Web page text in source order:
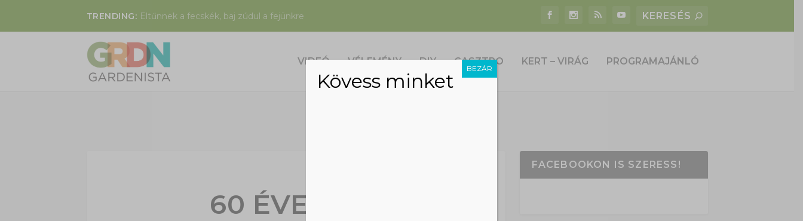
TRENDING: Eltűnnek a fecskék, baj zúdul a fejünkre
VIDEÓ VÉLEMÉNY DIY GASZTRO KERT – VIRÁG PROGRAMAJÁNLÓ
60 ÉVE NEM
FACEBOOKON IS SZERESS!
Kövess minket
BEZÁR